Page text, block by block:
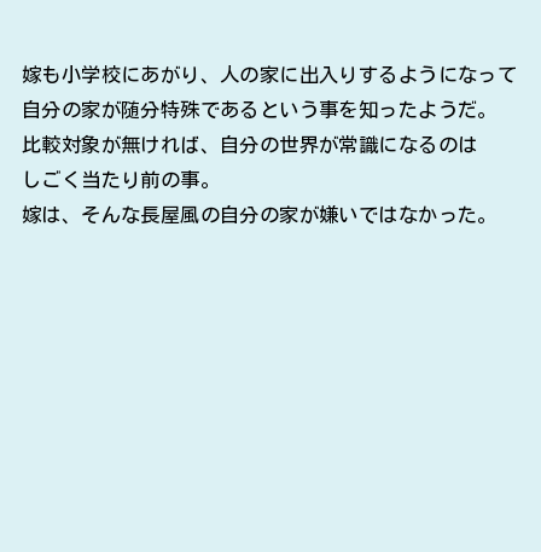
嫁も小学校にあがり、人の家に出入りするようになって
自分の家が随分特殊であるという事を知ったようだ。
比較対象が無ければ、自分の世界が常識になるのは
しごく当たり前の事。
嫁は、そんな長屋風の自分の家が嫌いではなかった。